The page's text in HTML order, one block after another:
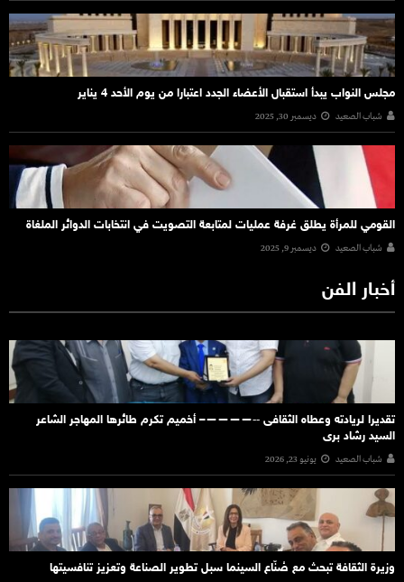
مجلس النواب يبدأ استقبال الأعضاء الجدد اعتبارا من يوم الأحد 4 يناير
شباب الصعيد ديسمبر 30, 2025
القومي للمرأة يطلق غرفة عمليات لمتابعة التصويت في انتخابات الدوائر الملغاة
شباب الصعيد ديسمبر 9, 2025
أخبار الفن
تقديرا لريادته وعطاه الثقافى ‐‐————– أخميم تكرم طائرها المهاجر الشاعر
السيد رشاد برى
شباب الصعيد يونيو 23, 2026
وزيرة الثقافة تبحث مع صُنّاع السينما سبل تطوير الصناعة وتعزيز تنافسيتها